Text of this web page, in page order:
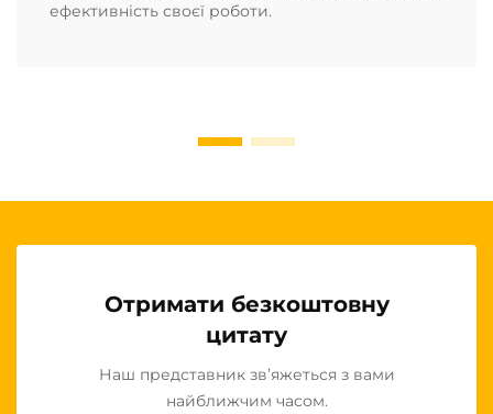
ефективність своєї роботи.
Отримати безкоштовну
цитату
Наш представник зв’яжеться з вами
найближчим часом.